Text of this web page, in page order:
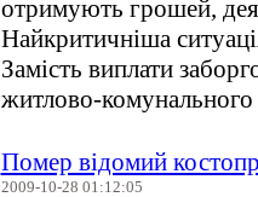
отримують грошей,
Найкритичніша
Замість виплати
житлово-
Помер відомий
2009-10-28 01:12:05